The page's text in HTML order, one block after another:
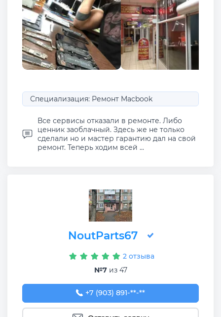
Специализация: Ремонт Macbook
Все сервисы отказали в ремонте. Либо
ценник заоблачный. Здесь же не только
сделали но и мастер гарантию дал на свой
ремонт. Теперь ходим всей ...
NoutParts67
2 отзыва
№7из 47
+7 (903) 891-75-14
+7 (903) 891-**-**